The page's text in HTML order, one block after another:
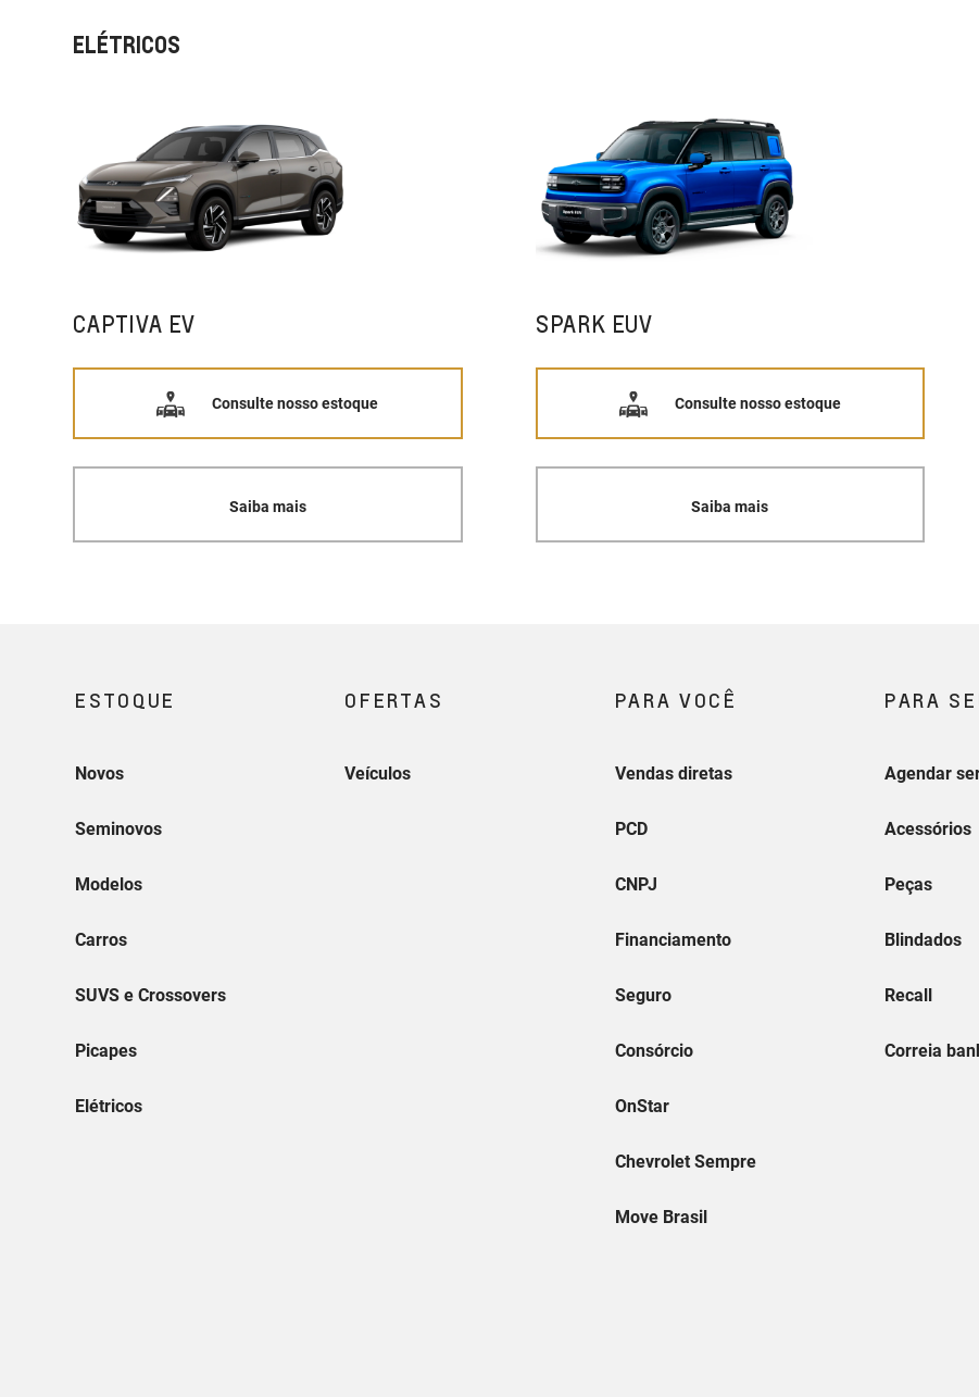
ELÉTRICOS
CAPTIVA EV
Consulte nosso estoque
Saiba mais
SPARK EUV
Consulte nosso estoque
Saiba mais